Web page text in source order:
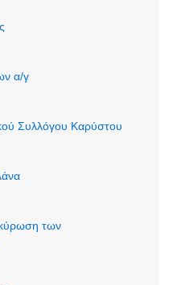
α/γ
Συλλόγου Καρύστου
των